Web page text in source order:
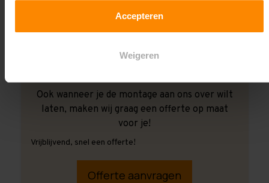
Accepteren
Weigeren
Ook wanneer je de montage aan ons over wilt
laten, maken wij graag een offerte op maat
voor je!
Vrijblijvend, snel een offerte!
Offerte aanvragen